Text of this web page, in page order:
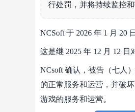
行处罚，并将持续监控
NCSoft 于 2026 年 1 月 20
这是继 2025 年 12 月 12
NCsoft 确认，被告（七人
的正常服务和运营，并破
游戏的服务和运营。